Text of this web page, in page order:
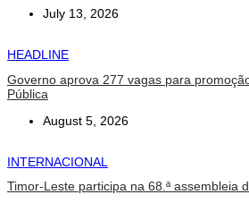
July 13, 2026
HEADLINE
Governo aprova 277 vagas para
Pública
August 5, 2026
INTERNACIONAL
Timor-Leste participa na 68.ª assembleia